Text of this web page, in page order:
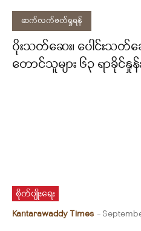
ဆက်လက်ဖတ်ရှုရန်
ပိုးသတ်ဆေး၊ ပေါင်းသ
တောင်သူများ ၆၃ ရာခိုင်နှုန်
စိုက်ပျိုးရေး
Kantarawaddy Times -